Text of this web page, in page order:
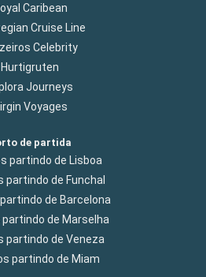
Caribean
Cruise Line
Celebrity
Hurtigruten
Journeys
Voyages
de partida
partindo de Lisboa
partindo de Funchal
de Barcelona
de Marselha
partindo de Veneza
partindo de Miam